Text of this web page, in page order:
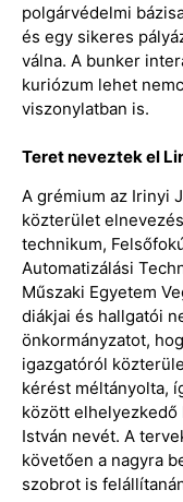
polgárvédelmi
és egy sikeres
válna. A bunker
kuriózum lehet
viszonylatban is.
Teret neveztek el
A grémium az Irinyi
közterület
technikum,
Automatizálási
Műszaki Egyetem
diákjai és hallgatói
önkormányzatot,
igazgatóról
kérést méltányolta,
között
István nevét. A
követően a nagyra
szobrot is